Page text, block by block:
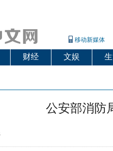
移动新媒体
财经 文娱
公安部消防